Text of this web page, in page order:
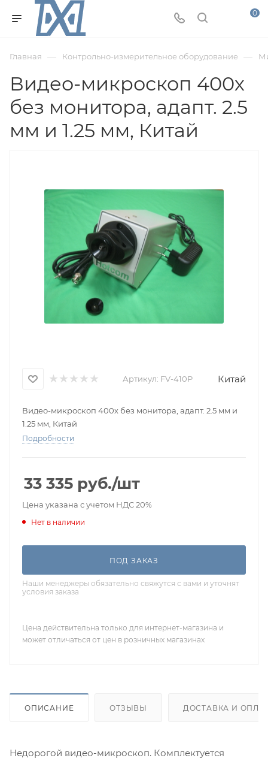
0
Главная — Контрольно-измерительное оборудование —
Видео-микроскоп 400х
без монитора, адапт. 2.5
мм и 1.25 мм, Китай
Артикул: FV-410P Китай
Видео-микроскоп 400х без монитора, адапт. 2.5 мм и
1.25 мм, Китай
Подробности
33 335 руб./шт
Цена указана с учетом НДС 20%
Нет в наличии
ПОД ЗАКАЗ
Наши менеджеры обязательно свяжутся с вами и уточнят
условия заказа
Цена действительна только для интернет-магазина и
может отличаться от цен в розничных магазинах
ОПИСАНИЕ ОТЗЫВЫ ДОСТАВКА И
Недорогой видео-микроскоп. Комплектуется